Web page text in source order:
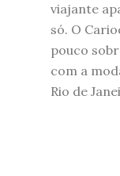
viajante
só. O
pouco
com a
Rio de